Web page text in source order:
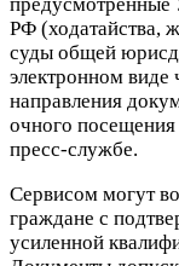
РФ (ходатайства,
суды общей
электронном виде
направления
очного
пресс-службе.
Сервисом могут
граждане с
усиленной